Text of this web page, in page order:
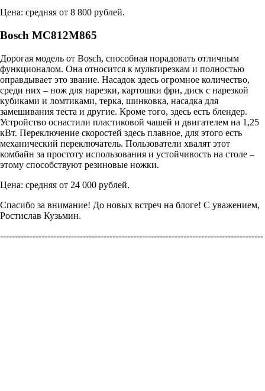
Цена: средняя от 8 800 рублей.
Bosch MC812M865
Дорогая модель от Bosch, способная порадовать отличным
функционалом. Она относится к мультирезкам и полностью
оправдывает это звание. Насадок здесь огромное количество,
среди них – нож для нарезки, картошки фри, диск с нарезкой
кубиками и ломтиками, терка, шинковка, насадка для
замешивания теста и другие. Кроме того, здесь есть блендер.
Устройство оснастили пластиковой чашей и двигателем на 1,25
кВт. Переключение скоростей здесь плавное, для этого есть
механический переключатель. Пользователи хвалят этот
комбайн за простоту использования и устойчивость на столе –
этому способствуют резиновые ножки.
Цена: средняя от 24 000 рублей.
Спасибо за внимание! До новых встреч на блоге! С уважением,
Ростислав Кузьмин.
-----------------------------------------------------------------------------------------